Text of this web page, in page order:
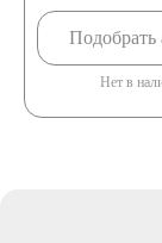
Подобрать
Нет в